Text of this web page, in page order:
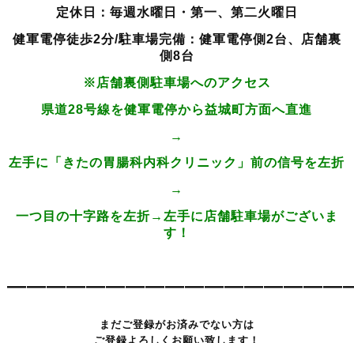
定休日：毎週水曜日・第一、第二火曜日
健軍電停徒歩2分/駐車場完備：健軍電停側2台、店舗裏
側8台
※店舗裏側駐車場へのアクセス
県道28号線を健軍電停から益城町方面へ直進
→
左手に「きたの胃腸科内科クリニック」前の信号を左折
→
一つ目の十字路を左折→左手に店舗駐車場がございま
す！
まだご登録がお済みでない方は
ご登録よろしくお願い致します！